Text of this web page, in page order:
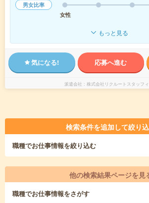
男女比率
女性
もっと見る
気になる! 応募へ進む
派遣会社 株式会社リクルートスタッフ
検索条件を追加して絞り
職種でお仕事情報を絞り込む
他の検索結果ページを見
職種でお仕事情報をさがす